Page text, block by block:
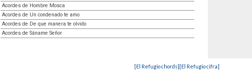
Acordes de Hombre Mosca
Acordes de Un condenado te amo
Acordes de De que manera te olvido
Acordes de Sáname Señor
[El Refugio chords][El Refugio cifra]